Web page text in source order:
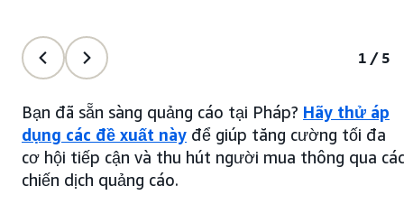
1/5
Bạn đã sẵn sàng quảng cáo tại Pháp? Hãy thử áp
dụng các đề xuất này để giúp tăng cường tối đa
cơ hội tiếp cận và thu hút người mua thông qua các
chiến dịch quảng cáo.